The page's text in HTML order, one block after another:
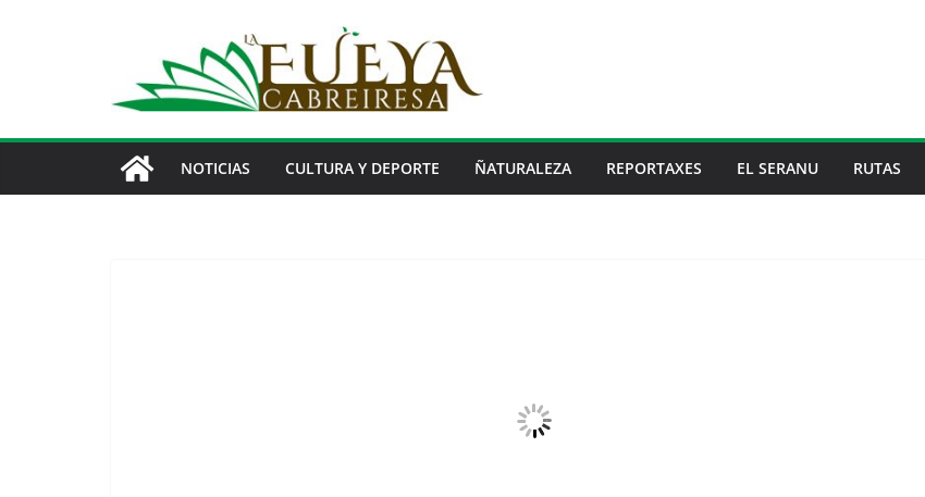
NOTICIAS CULTURA Y DEPORTE ÑATURALEZA REPORTAXES EL SERANU RUTAS